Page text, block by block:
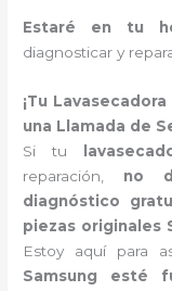
Estaré en tu
diagnosticar y
¡Tu
una Llamada de
Si tu
reparación, no
diagnóstico
piezas originales
Estoy aquí para
Samsung esté